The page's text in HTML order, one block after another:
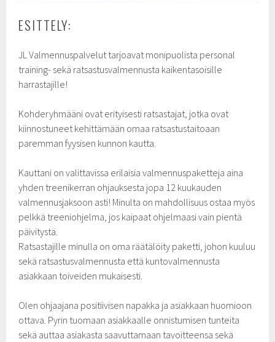
ESITTELY:
JL Valmennuspalvelut tarjoavat monipuolista personal
training- sekä ratsastusvalmennusta kaikentasoisille
harrastajille!
Kohderyhmääni ovat erityisesti ratsastajat, jotka ovat
kiinnostuneet kehittämään omaa ratsastustaitoaan
paremman fyysisen kunnon kautta.
Kauttani on valittavissa erilaisia valmennuspaketteja aina
yhden treenikerran ohjauksesta jopa 12 kuukauden
valmennusjaksoon asti! Minulta on mahdollisuus ostaa myös
pelkkä treeniohjelma, jos kaipaat ohjelmaasi vain pientä
päivitystä.
Ratsastajille minulla on oma räätälöity paketti, johon kuuluu
sekä ratsastusvalmennusta että kuntovalmennusta
asiakkaan toiveiden mukaisesti.
Olen ohjaajana positiivisen napakka ja asiakkaan huomioon
ottava. Pyrin tuomaan asiakkaalle onnistumisen tunteita
sekä auttaa asiakasta saavuttamaan tavoitteensa sekä